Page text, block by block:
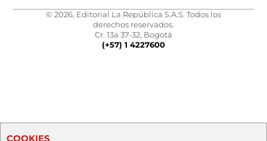
© 2026, Editorial La República S.A.S. Todos los
derechos reservados.
Cr. 13a 37-32, Bogotá
(+57) 1 4227600
COOKIES